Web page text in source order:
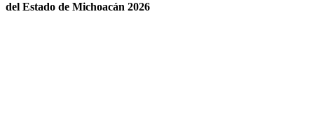
del Estado de Michoacán 2026